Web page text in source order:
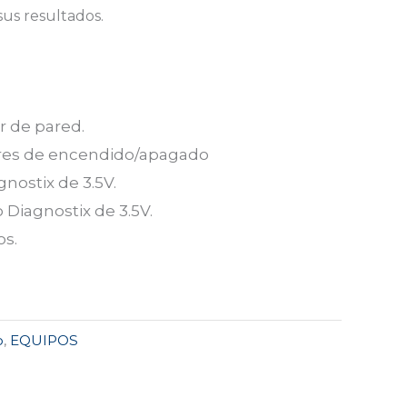
resultados.
de pared.
de encendido/apagado
de 3.5V.
de 3.5V.
, EQUIPOS